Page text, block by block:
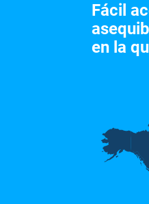
Fácil
en la